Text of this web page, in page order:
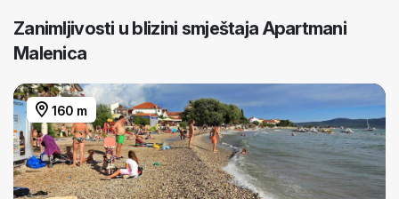
Zanimljivosti u blizini smještaja Apartmani
Malenica
160 m